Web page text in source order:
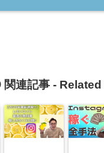
関連記事 -